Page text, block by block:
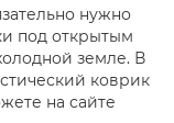
нужно
под открытым
земле. В
коврик
на сайте